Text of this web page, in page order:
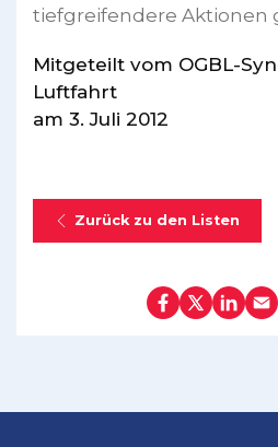
tiefgreifendere Aktionen
Mitgeteilt vom OGBL-
Luftfahrt
am 3. Juli 2012
Zurück zu den Listen